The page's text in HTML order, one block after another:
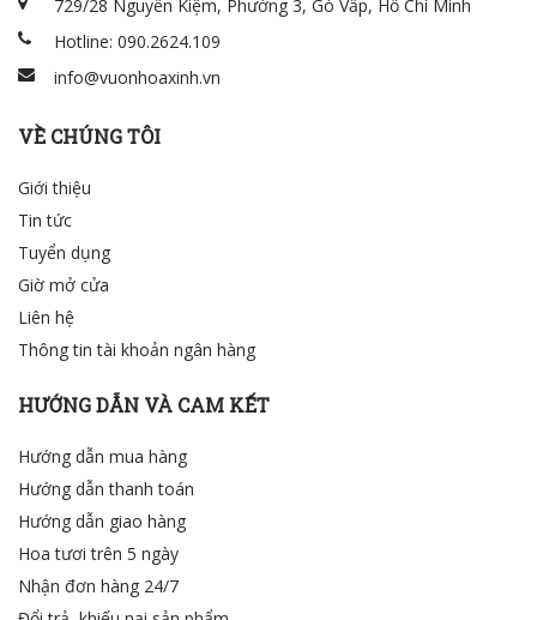
729/28 Nguyễn Kiệm, Phường 3, Gò Vấp, Hồ Chí Minh
Hotline: 090.2624.109
info@vuonhoaxinh.vn
VỀ CHÚNG TÔI
Giới thiệu
Tin tức
Tuyển dụng
Giờ mở cửa
Liên hệ
Thông tin tài khoản ngân hàng
HƯỚNG DẪN VÀ CAM KẾT
Hướng dẫn mua hàng
Hướng dẫn thanh toán
Hướng dẫn giao hàng
Hoa tươi trên 5 ngày
Nhận đơn hàng 24/7